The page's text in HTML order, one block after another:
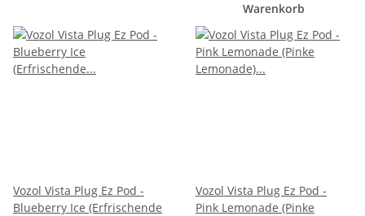
Warenkorb
Vozol Vista Plug Ez Pod -
Blueberry Ice (Erfrischende
Vozol Vista Plug Ez Pod -
Pink Lemonade (Pinke